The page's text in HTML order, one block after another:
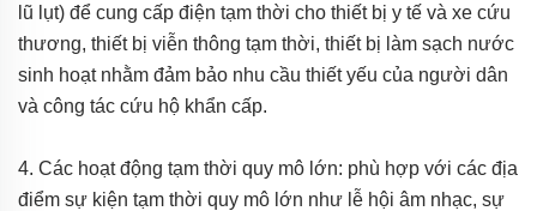
lũ lụt) để cung cấp điện tạm thời cho thiết bị y tế và xe cứu
thương, thiết bị viễn thông tạm thời, thiết bị làm sạch nước
sinh hoạt nhằm đảm bảo nhu cầu thiết yếu của người dân
và công tác cứu hộ khẩn cấp.
4. Các hoạt động tạm thời quy mô lớn: phù hợp với các địa
điểm sự kiện tạm thời quy mô lớn như lễ hội âm nhạc, sự